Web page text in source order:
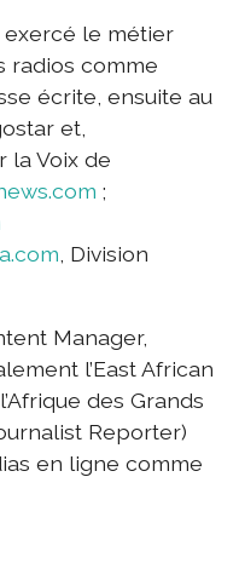
exercé le métier
radios comme
écrite, ensuite au
et,
la Voix de
;
, Division
Manager,
l’East African
des Grands
Reporter)
en ligne comme